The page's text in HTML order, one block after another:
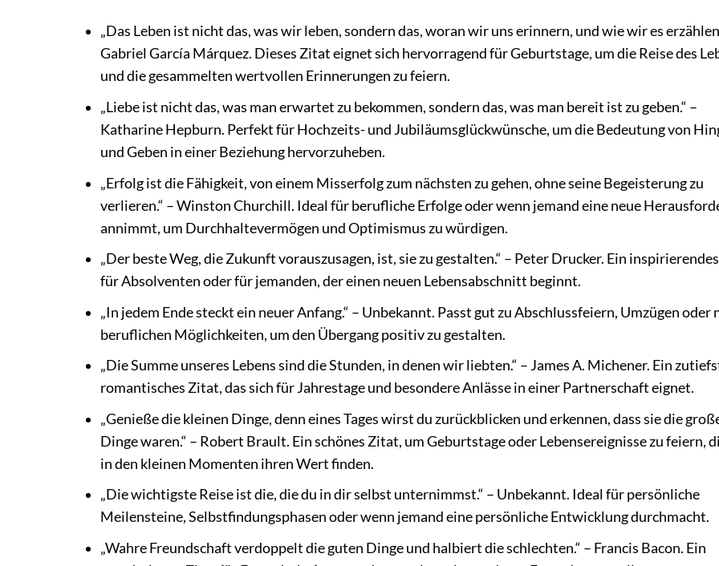
„Das Leben ist nicht das, was wir leben, sondern das, woran wir uns erinnern, und wie wir es
Gabriel García Márquez. Dieses Zitat eignet sich hervorragend für Geburtstage, um die Reise des
und die gesammelten wertvollen Erinnerungen zu feiern.
„Liebe ist nicht das, was man erwartet zu bekommen, sondern das, was man bereit ist zu geben.“ –
Katharine Hepburn. Perfekt für Hochzeits- und Jubiläumsglückwünsche, um die Bedeutung von
und Geben in einer Beziehung hervorzuheben.
„Erfolg ist die Fähigkeit, von einem Misserfolg zum nächsten zu gehen, ohne seine Begeisterung zu
verlieren.“ – Winston Churchill. Ideal für berufliche Erfolge oder wenn jemand eine neue
annimmt, um Durchhaltevermögen und Optimismus zu würdigen.
„Der beste Weg, die Zukunft vorauszusagen, ist, sie zu gestalten.“ – Peter Drucker. Ein
für Absolventen oder für jemanden, der einen neuen Lebensabschnitt beginnt.
„In jedem Ende steckt ein neuer Anfang.“ – Unbekannt. Passt gut zu Abschlussfeiern, Umzügen oder
beruflichen Möglichkeiten, um den Übergang positiv zu gestalten.
„Die Summe unseres Lebens sind die Stunden, in denen wir liebten.“ – James A. Michener. Ein
romantisches Zitat, das sich für Jahrestage und besondere Anlässe in einer Partnerschaft eignet.
„Genieße die kleinen Dinge, denn eines Tages wirst du zurückblicken und erkennen, dass sie die
Dinge waren.“ – Robert Brault. Ein schönes Zitat, um Geburtstage oder Lebensereignisse zu feiern,
in den kleinen Momenten ihren Wert finden.
„Die wichtigste Reise ist die, die du in dir selbst unternimmst.“ – Unbekannt. Ideal für persönliche
Meilensteine, Selbstfindungsphasen oder wenn jemand eine persönliche Entwicklung durchmacht.
„Wahre Freundschaft verdoppelt die guten Dinge und halbiert die schlechten.“ – Francis Bacon. Ein